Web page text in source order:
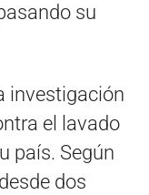
su
investigación
el lavado
país. Según
dos